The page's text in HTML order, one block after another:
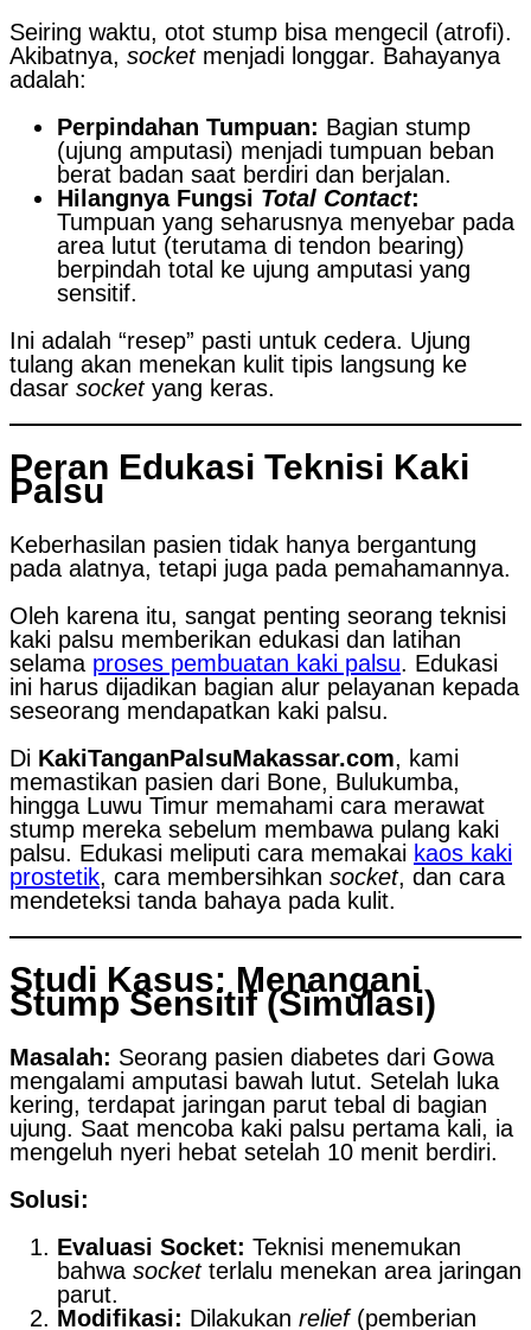
Seiring waktu, otot stump bisa mengecil (atrofi).
Akibatnya, socketmenjadi longgar. Bahayanya
adalah:
Perpindahan Tumpuan: Bagian stump
(ujung amputasi) menjadi tumpuan beban
berat badan saat berdiri dan berjalan.
Hilangnya Fungsi Total Contact:
Tumpuan yang seharusnya menyebar pada
area lutut (terutama di tendon bearing)
berpindah total ke ujung amputasi yang
sensitif.
Ini adalah “resep” pasti untuk cedera. Ujung
tulang akan menekan kulit tipis langsung ke
dasar socketyang keras.
Peran Edukasi Teknisi Kaki
Palsu
Keberhasilan pasien tidak hanya bergantung
pada alatnya, tetapi juga pada pemahamannya.
Oleh karena itu, sangat penting seorang teknisi
kaki palsu memberikan edukasi dan latihan
selama proses pembuatan kaki palsu. Edukasi
ini harus dijadikan bagian alur pelayanan kepada
seseorang mendapatkan kaki palsu.
Di KakiTanganPalsuMakassar.com, kami
memastikan pasien dari Bone, Bulukumba,
hingga Luwu Timur memahami cara merawat
stump mereka sebelum membawa pulang kaki
palsu. Edukasi meliputi cara memakai kaos kaki
prostetik, cara membersihkan socket, dan cara
mendeteksi tanda bahaya pada kulit.
Studi Kasus: Menangani
Stump Sensitif (Simulasi)
Masalah: Seorang pasien diabetes dari Gowa
mengalami amputasi bawah lutut. Setelah luka
kering, terdapat jaringan parut tebal di bagian
ujung. Saat mencoba kaki palsu pertama kali, ia
mengeluh nyeri hebat setelah 10 menit berdiri.
Solusi:
Evaluasi Socket: Teknisi menemukan
bahwa socketterlalu menekan area jaringan
parut.
Modifikasi: Dilakukan relief(pemberian